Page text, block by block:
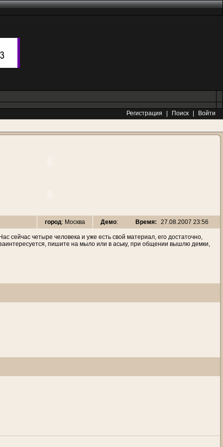
Регистрация Поиск
Войти
город: Москва Демо: Время: 27.08.2007 23:56
сейчас четыре человека и уже есть свой материал, его достаточно,
пишите на мыло или в аську, при общении вышлю демки,